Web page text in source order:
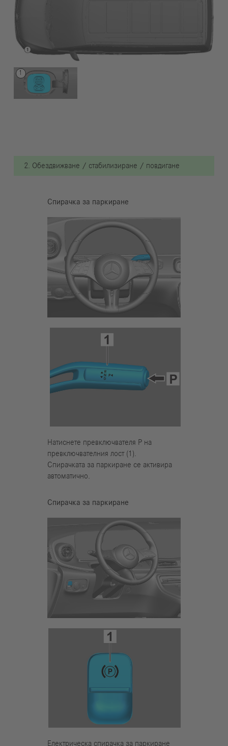
2. Обездвижване / стабилизиране / повдигане
Спирачка за паркиране
Натиснете превключвателя Р на
превключвателния лост (1).
Спирачката за паркиране се активира
автоматично.
Спирачка за паркиране
Електрическа спирачка за паркиране